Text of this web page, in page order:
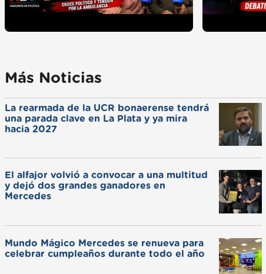
Más Noticias
La rearmada de la UCR bonaerense tendrá
una parada clave en La Plata y ya mira
hacia 2027
El alfajor volvió a convocar a una multitud
y dejó dos grandes ganadores en
Mercedes
Mundo Mágico Mercedes se renueva para
celebrar cumpleaños durante todo el año